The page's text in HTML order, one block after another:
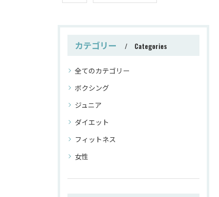
カテゴリー Categories
全てのカテゴリー
ボクシング
ジュニア
ダイエット
フィットネス
女性